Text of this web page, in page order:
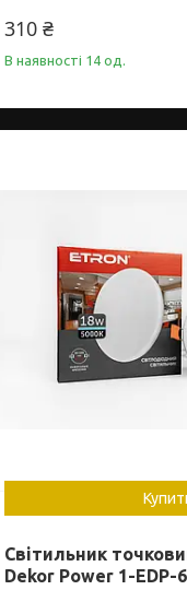
310 ₴
В наявності 14 од.
Світильник
Dekor Power 1-EDP-